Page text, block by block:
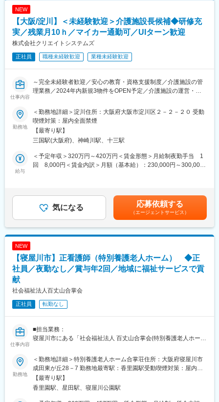
げる案件をご提案します。
■未経験でも安心の研修制度＜自社センターで基礎からしっかり学
べる＞：
◎入社後は、元エンジニア講師による自社研修からスタート！
◎20日間の長期研修。土台となる基礎力から応用力までしっかり
と身につけることができます。
◎最先端の実機を使った研修です。
＜バイオ＞
細胞培養や細胞増殖、毒性試験の実習や理化学機器・器具の操作
習得
す。
営業担当と現場配属フォロー担当が、みなさまをサポートしま
す。仕事内容だけでなく、職場のルールや社内制度など、仕事を
していく上で不安なことがあれば、いつでもサポートしてもらえ
る環境があります。
することが可能です。
★1人当たりの担当エンジニア数が多くならないようにしており、
みなさまからお困りごとや相談に対して、すぐに対応できるよう
■福利厚生：
◎社員寮
└当社が契約する賃貸物件であれば、家賃と水道光熱費の全額も
しくは一部を負担する制度がございます。賃貸物件には家具家電
が付いており、すぐにお住まいになることができます。
◎スマホアプリから手軽に使える日本最大級の福利厚生サービス
あり
変更の範囲：会社の定める業務
NEW
【大阪/淀川】＜未経験歓迎＞介護施設長候補◆研修充
実／残業月10ｈ／マイカー通勤可／UIターン歓迎
株式会社クリエイトシステムズ
正社員 職種未経験歓迎 業種未経験歓迎
仕事内容
～完全未経験者歓迎／安心の教育・資格支援制度／介護施設の管
理業務／2024年内新規3物件をOPEN予定／介護施設の運営・管
■職務内容：介護事業所の現場監理業務（介護施設や訪問介護の管
理者にて従業員の管理や売り上げの管理）
・施設スタッフの業務管理、シフト管理、モチベーションマネジ
メント
・入居者様に合ったサービス提供が出来るようサービスの品質管
理
・施設運営に伴う収支の管理
※状況に合わせて介護業務も依頼します
【変更の範囲：会社の定める業務】
す）
※既存の介護施設への巡回もしくは介護施設での常駐となります
・会社全体や介護事業の概要説明
・介護の実務的研修（身体介護やその他介助等の研修）
・管理業務研修（金銭管理（介護施設の場合）や、売上目標の設
定、スタッフ管理についての研修）
■未経験でも安心：
未経験でも安心の教育体制◎
業界未経験の方に関しても、採用後は地域の特性やグループ内連
携も含め、馴れるまで丁寧にお教えします。前任者から管理者と
しての引継ぎ期間も充分設けますので、安心してご応募くださ
い。
勤務地
＜勤務地詳細＞淀川住所：大阪府大阪市淀川区２－２－２０ 受動
喫煙対策：屋内全面禁煙
【最寄り駅】
三国駅(大阪府)、神崎川駅、十三駅
給与
＜予定年収＞320万円～420万円＜賃金形態＞月給制夜勤手当 1
回 8,000円＜賃金内訳＞月額（基本給）：230,000円～300,000
の方、その他は能力に応じ昇給）賃金はあくまでも目安の金額で
あり、選考を通じて上下する可能性があります。月給(月額)は固定
気になる 応募依頼する
（エージェントサービス）
NEW
【寝屋川市】正看護師（特別養護老人ホーム） ◆正
社員／夜勤なし／賞与年2回／地域に福祉サービスで貢
献
社会福祉法人百丈山合掌会
正社員 転勤なし
仕事内容
■担当業務：
寝屋川市にある「社会福祉法人 百丈山合掌会(特別養護老人ホー
ます。利用者様一人ひとりの安心安全な一日をサポートする重要
な役割を担います。
《具体的には》
・日々のバイタルチェック
・個別ケアプランに基づいた処置
・服薬管理
勤務地
＜勤務地詳細＞特別養護老人ホーム合掌荘住所：大阪府寝屋川市
成田東が丘28－7 勤務地最寄駅：香里園駅受動喫煙対策：屋内全
面禁煙変更の範囲：会社の定める事業所
【最寄り駅】
香里園駅、星田駅、寝屋川公園駅